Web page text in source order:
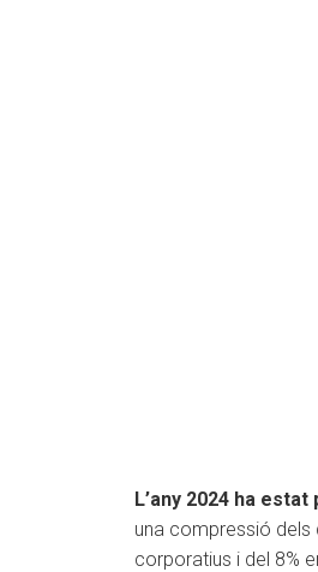
L’any 2024 ha
una compressió dels
corporatius i del 8%